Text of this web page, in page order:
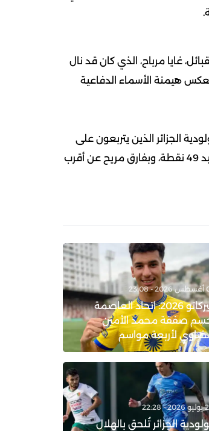
غايا مرباح، الذي كان قد نال
هيمنة الأسماء الدفاعية
الجزائر الذين يتربعون على
عرش صدارة الدوري الجزائري 2025/2026 برصيد 49 نقطة، وبفارق مريح عن أقرب
ميركاتو 2026: اتحاد العاصمة
صفقة محمد الأمين
لأربعة مواسم
22:28
الجزائر تُلحق بالهلال